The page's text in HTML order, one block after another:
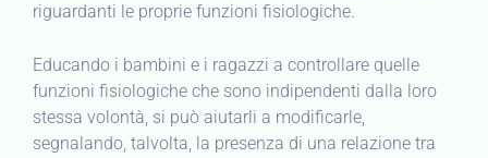
riguardanti le proprie funzioni fisiologiche.
Educando i bambini e i ragazzi a controllare quelle
funzioni fisiologiche che sono indipendenti dalla loro
stessa volontà, si può aiutarli a modificarle,
segnalando, talvolta, la presenza di una relazione tra